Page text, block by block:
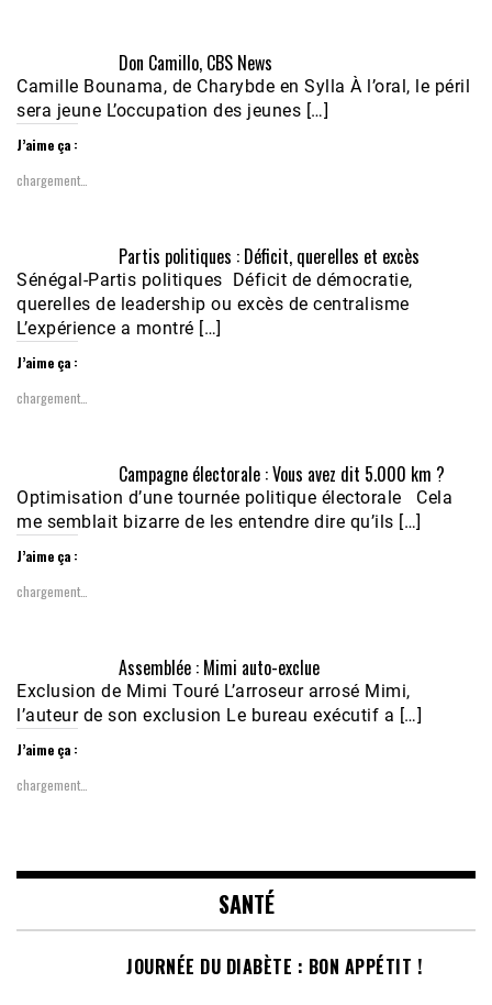
Don Camillo, CBS News
Camille Bounama, de Charybde en Sylla À l’oral, le péril
sera jeune L’occupation des jeunes […]
J’aime ça :
chargement…
Partis politiques : Déficit, querelles et excès
Sénégal-Partis politiques Déficit de démocratie,
querelles de leadership ou excès de centralisme
L’expérience a montré […]
J’aime ça :
chargement…
Campagne électorale : Vous avez dit 5.000 km ?
Optimisation d’une tournée politique électorale Cela
me semblait bizarre de les entendre dire qu’ils […]
J’aime ça :
chargement…
Assemblée : Mimi auto-exclue
Exclusion de Mimi Touré L’arroseur arrosé Mimi,
l’auteur de son exclusion Le bureau exécutif a […]
J’aime ça :
chargement…
SANTÉ
JOURNÉE DU DIABÈTE : BON APPÉTIT !